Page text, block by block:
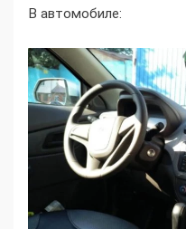
В автомобиле: